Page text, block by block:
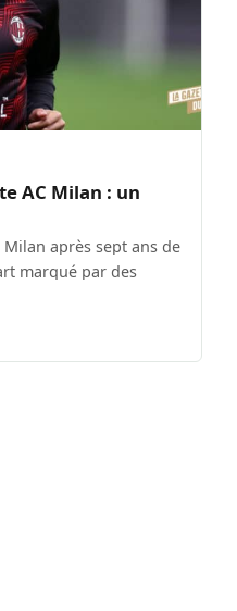
AC Milan : un
après sept ans de
marqué par des